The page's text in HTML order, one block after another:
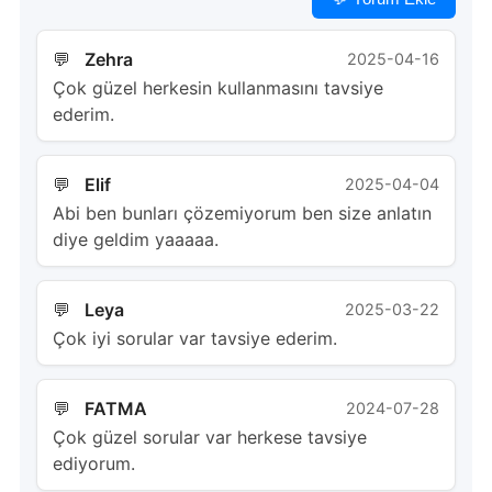
Zehra 2025-04-16
Çok güzel herkesin kullanmasını tavsiye
ederim.
Elif 2025-04-04
Abi ben bunları çözemiyorum ben size anlatın
diye geldim yaaaaa.
Leya 2025-03-22
Çok iyi sorular var tavsiye ederim.
FATMA 2024-07-28
Çok güzel sorular var herkese tavsiye
ediyorum.